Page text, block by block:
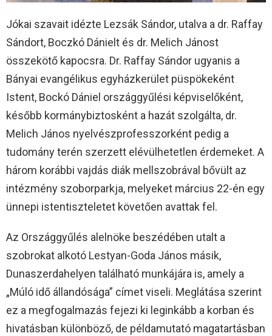
Jókai szavait idézte Lezsák Sándor, utalva a dr. Raffay
Sándort, Boczkó Dánielt és dr. Melich Jánost
összekötő kapocsra. Dr. Raffay Sándor ugyanis a
Bányai evangélikus egyházkerület püspökeként
Istent, Bockó Dániel országgyűlési képviselőként,
később kormánybiztosként a hazát szolgálta, dr.
Melich János nyelvészprofesszorként pedig a
tudomány terén szerzett elévülhetetlen érdemeket. A
három korábbi vajdás diák mellszobrával bővült az
intézmény szoborparkja, melyeket március 22-én egy
ünnepi istentiszteletet követően avattak fel.
Az Országgyűlés alelnöke beszédében utalt a
szobrokat alkotó Lestyan-Goda János másik,
Dunaszerdahelyen található munkájára is, amely a
„Múló idő állandósága” címet viseli. Meglátása szerint
ez a megfogalmazás fejezi ki leginkább a korban és
hivatásban különböző, de példamutató magatartásban